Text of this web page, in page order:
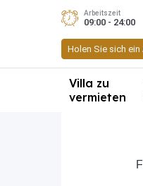
Arbeitszeit
09:00 - 24:00
Holen Sie sich
Villa zu
vermieten